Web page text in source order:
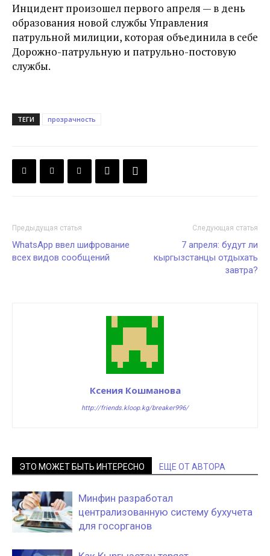
Инцидент произошел первого апреля — в день
образования новой службы Управления
патрульной милиции, которая объединила в себе
Дорожно-патрульную и патрульно-постовую
службы.
ТЕГИ прозрачность
Предыдущая статья
WhatsApp ввел шифрование
всех видов сообщений
Следующая статья
7 апреля: будут ли
кыргызстанцы отдыхать
завтра?
Ксения Кошманова
http://friends.kloop.kg/breaker996/
ЭТО МОЖЕТ БЫТЬ ИНТЕРЕСНО ЕЩЕ ОТ АВТОРА
Минфин разработал
централизованную систему бухучета
для госорганов